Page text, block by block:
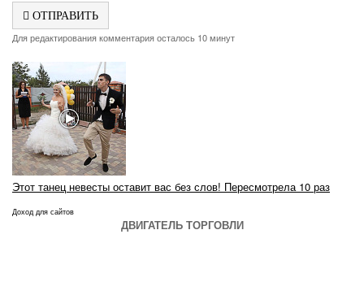
ОТПРАВИТЬ
Для редактирования комментария осталось 10 минут
Этот танец невесты оставит вас без слов! Пересмотрела 10 раз
Доход для сайтов
ДВИГАТЕЛЬ ТОРГОВЛИ